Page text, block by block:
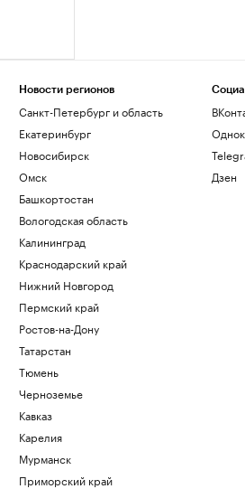
Новости регионов
Санкт-Петербург и область
Екатеринбург
Новосибирск
Омск
Башкортостан
Вологодская область
Калининград
Краснодарский край
Нижний Новгород
Пермский край
Ростов-на-Дону
Татарстан
Тюмень
Черноземье
Кавказ
Карелия
Мурманск
Приморский край
Дзен